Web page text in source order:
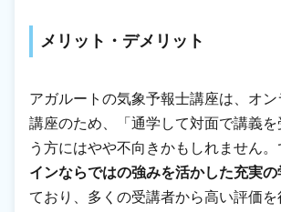
メリット・デメリット
アガルートの気象予報士講座は、オ
講座のため、「通学して対面で講義
う方にはやや不向きかもしれません。
インならではの強みを活かした充実
ており、多くの受講者から高い評価を